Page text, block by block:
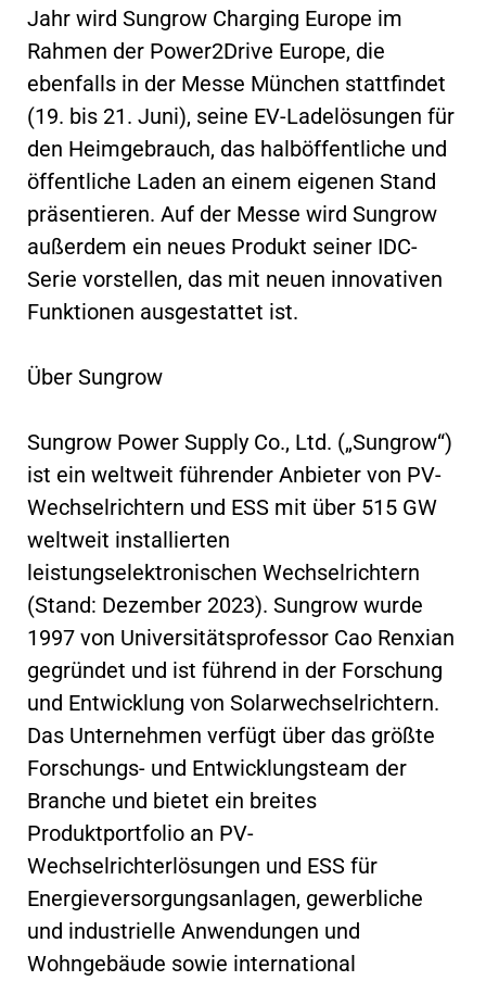
Jahr wird Sungrow Charging Europe im
Rahmen der Power2Drive Europe, die
ebenfalls in der Messe München stattfindet
(19. bis 21. Juni), seine EV-Ladelösungen für
den Heimgebrauch, das halböffentliche und
öffentliche Laden an einem eigenen Stand
präsentieren. Auf der Messe wird Sungrow
außerdem ein neues Produkt seiner IDC-
Serie vorstellen, das mit neuen innovativen
Funktionen ausgestattet ist.
Über Sungrow
Sungrow Power Supply Co., Ltd. („Sungrow“)
ist ein weltweit führender Anbieter von PV-
Wechselrichtern und ESS mit über 515 GW
weltweit installierten
leistungselektronischen Wechselrichtern
(Stand: Dezember 2023). Sungrow wurde
1997 von Universitätsprofessor Cao Renxian
gegründet und ist führend in der Forschung
und Entwicklung von Solarwechselrichtern.
Das Unternehmen verfügt über das größte
Forschungs- und Entwicklungsteam der
Branche und bietet ein breites
Produktportfolio an PV-
Wechselrichterlösungen und ESS für
Energieversorgungsanlagen, gewerbliche
und industrielle Anwendungen und
Wohngebäude sowie international